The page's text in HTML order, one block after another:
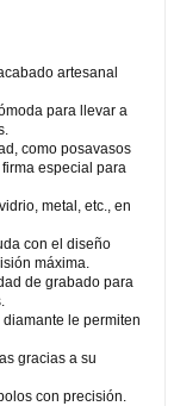
artesanal
para llevar a
como posavasos
especial para
metal, etc., en
con el diseño
máxima.
de grabado para
le permiten
gracias a su
con precisión.